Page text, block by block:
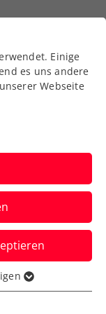
Einige
es uns andere
Webseite